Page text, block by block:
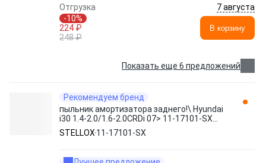
Отгрузка
7 августа
-10%
224 ₽
248 ₽
В корзину
Показать еще 6 предложений
Рекомендуем бренд
пыльник амортизатора заднего!\ Hyundai
i30 1.4-2.0/1.6-2.0CRDi 07> 11-17101-SX
STELLOX
STELLOX 11-17101-SX